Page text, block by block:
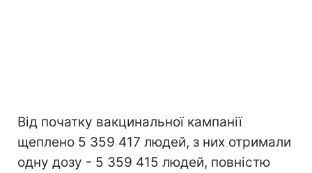
Від початку вакцинальної кампанії
щеплено 5 359 417 людей, з них отримали
одну дозу - 5 359 415 людей, повністю